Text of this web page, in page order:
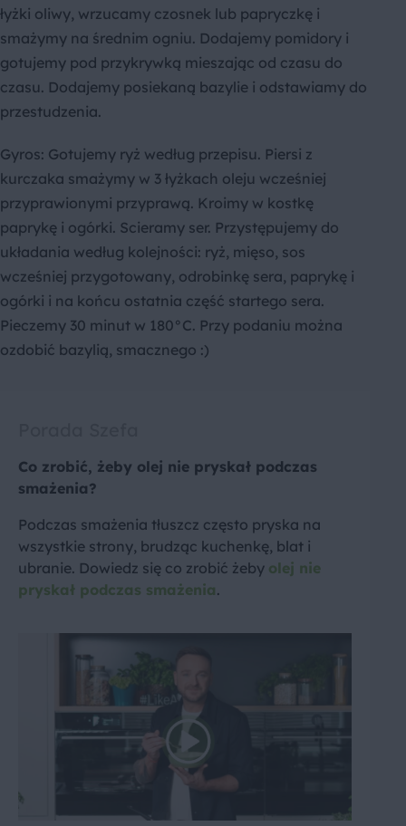
łyżki oliwy, wrzucamy czosnek lub papryczkę i
smażymy na średnim ogniu. Dodajemy pomidory i
gotujemy pod przykrywką mieszając od czasu do
czasu. Dodajemy posiekaną bazylie i odstawiamy do
przestudzenia.
Gyros: Gotujemy ryż według przepisu. Piersi z
kurczaka smażymy w 3 łyżkach oleju wcześniej
przyprawionymi przyprawą. Kroimy w kostkę
paprykę i ogórki. Scieramy ser. Przystępujemy do
układania według kolejności: ryż, mięso, sos
wcześniej przygotowany, odrobinkę sera, paprykę i
ogórki i na końcu ostatnia część startego sera.
Pieczemy 30 minut w 180°C. Przy podaniu można
ozdobić bazylią, smacznego :)
Co zrobić, żeby olej nie pryskał podczas
smażenia?
Podczas smażenia tłuszcz często pryska na
wszystkie strony, brudząc kuchenkę, blat i
ubranie. Dowiedz się co zrobić żeby olej nie
pryskał podczas smażenia.